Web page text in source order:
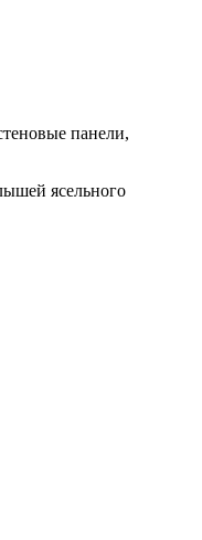
панели,
ясельного